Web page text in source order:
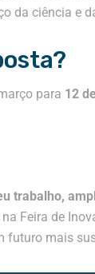
da ciência e
para 12
trabalho,
Feira de
futuro mais